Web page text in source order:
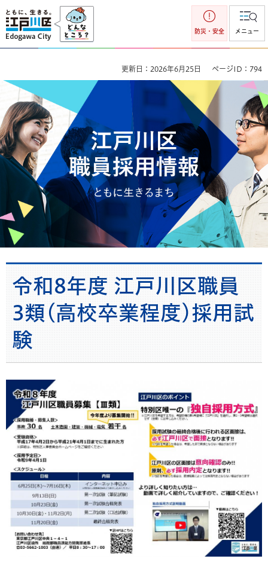
江戸川区
防災・安全 メニュー
更新日：2026年6月25日 ページID：794
令和8年度 江戸川区職員
3類(高校卒業程度)採用試
験